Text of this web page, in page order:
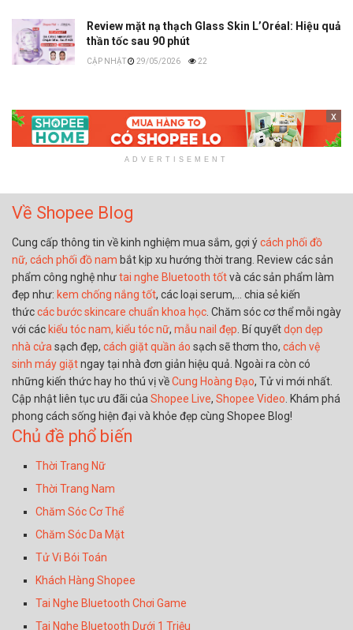
Review mặt nạ thạch Glass Skin L’Oréal: Hiệu quả
thần tốc sau 90 phút
29/05/2026 22
x
ADVERTISEMENT
Về Shopee Blog
Cung cấp thông tin về kinh nghiệm mua sắm, gợi ýcách phối đồ
nữ, cách phối đồ nam bắt kịp xu hướng thời trang. Review các sản
phẩm công nghệ nhưtai nghe Bluetooth tốtvà các sản phẩm làm
đẹp như: kem chống nắng tốt, các loại serum,… chia sẻ kiến
thứccác bước skincare chuẩn khoa học . Chăm sóc cơ thể mỗi ngày
với các kiểu tóc nam, kiểu tóc nữ, mẫu nail đẹp . Bí quyếtdọn dẹp
nhà cửa sạch đẹp, cách giặt quần áo sạch sẽ thơm tho, cách vệ
sinh máy giặtngay tại nhà đơn giản hiệu quả. Ngoài ra còn có
những kiến thức hay ho thú vị vềCung Hoàng Đạo, Tử vi mới nhất.
Cập nhật liên tục ưu đãi của Shopee Live, Shopee Video . Khám phá
phong cách sống hiện đại và khỏe đẹp cùng Shopee Blog!
Chủ đề phổ biến
Thời Trang Nữ
Thời Trang Nam
Chăm Sóc Cơ Thể
Chăm Sóc Da Mặt
Tử Vi Bói Toán
Khách Hàng Shopee
Tai Nghe Bluetooth Chơi Game
Tai Nghe Bluetooth Dưới 1 Triệu